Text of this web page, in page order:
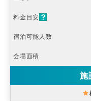
料金目安
宿泊可能人数
会場面積
施